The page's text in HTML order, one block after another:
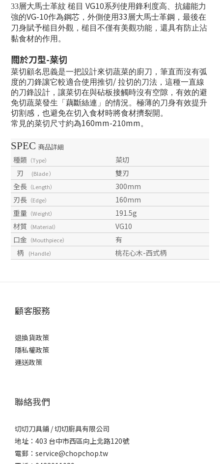
33層大馬士革紋 槌目 VG10系列使用鋒利度高、抗鏽能力
強的VG-10作為鋼芯，外側使用33層大馬士革鋼，最後在
刀身賦予槌目外觀，槌目不僅有美觀功能，還具有防止沾
黏食材的作用。
關於刀型-菜切
菜切顧名思義是一把設計來切蔬菜的廚刀，筆直而沒有弧
度的刀鋒讓它較適合使用推切/拉切的刀法，這種一直線
的刀鋒設計，讓菜切在與砧板接觸時沒有空隙，有效的避
免切蔬菜發生「藕斷絲連」的情況。極薄的刀身有效提升
切割感，也避免在切入食材時將食材擠裂開。
常見的菜切尺寸約為160mm-210mm。
SPEC 商品詳細
種類 （Type）
菜切
刃 (Blade ）
雙刃
全長 （Length）
300mm
刃長 （Edge）
160mm
重量 （Weight）
191.5g
材質 （Material）
VG10
口金 （Mouthpiece）
有
柄 (Handle） 桃花心木-西式柄
顧客服務
退換貨政策
隱私權政策
運送政策
聯絡我們
切切刀具鋪 / 切切廚具有限公司
地址：403 台中市西區向上北路120號
電郵：service@chopchop.tw